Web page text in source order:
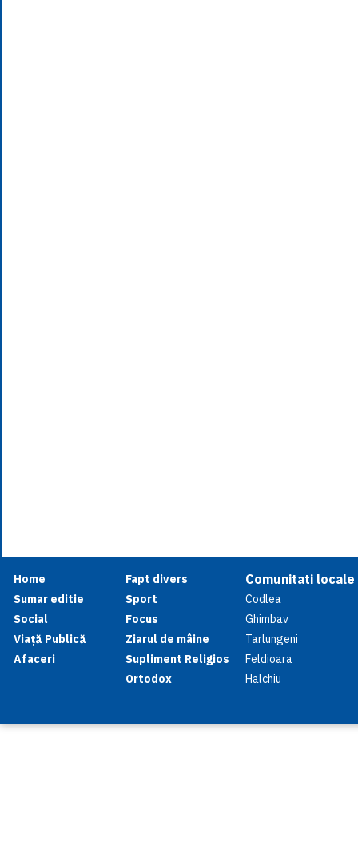
Home
Sumar editie
Social
Viață Publică
Afaceri
Fapt divers
Sport
Focus
Ziarul de mâine
Supliment Religios
Ortodox
Comunitati locale
Codlea
Ghimbav
Tarlungeni
Feldioara
Halchiu